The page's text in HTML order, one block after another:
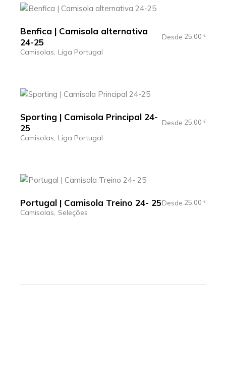
Benfica | Camisola alternativa
24-25
Desde 25,00 €
Camisolas Liga Portugal
Sporting | Camisola Principal 24-
25
Desde 25,00 €
Camisolas Liga Portugal
Portugal | Camisola Treino 24- 25Desde 25,00 €
Camisolas Seleções